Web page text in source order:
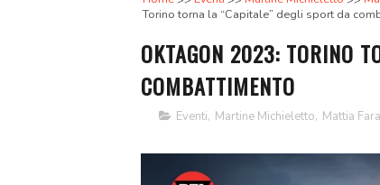
Torino torna la “Capitale” degli sport da
OKTAGON 2023: TORINO
COMBATTIMENTO
Eventi, Martine Michieletto, Mattia